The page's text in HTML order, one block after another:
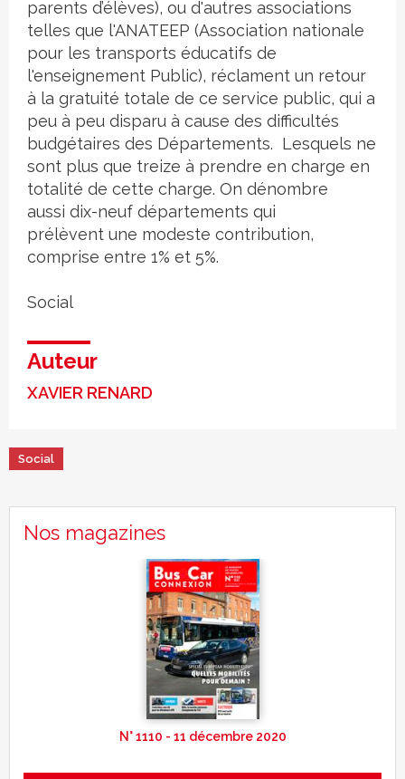
parents d’élèves), ou d'autres associations
telles que l'ANATEEP (Association nationale
pour les transports éducatifs de
l'enseignement Public), réclament un retour
à la gratuité totale de ce service public, qui a
peu à peu disparu à cause des difficultés
budgétaires des Départements. Lesquels ne
sont plus que treize à prendre en charge en
totalité de cette charge. On dénombre
aussi dix-neuf départements qui
prélèvent une modeste contribution,
comprise entre 1% et 5%.
Social
Auteur
XAVIER RENARD
Social
Nos magazines
N° 1110 - 11 décembre 2020